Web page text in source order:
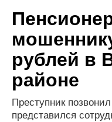
рублей в
районе
Преступник
представился